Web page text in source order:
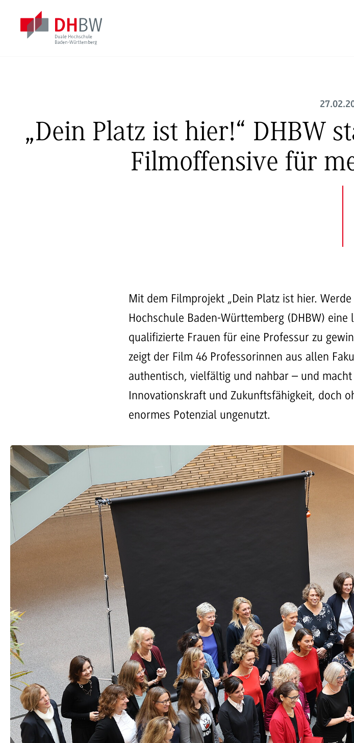
„Dein Platz ist hier!“ DHBW
Filmoffensive für
Mit dem Filmprojekt „Dein Platz ist hier.
Hochschule Baden-Württemberg (DHBW)
qualifizierte Frauen für eine Professur zu
zeigt der Film 46 Professorinnen aus allen
authentisch, vielfältig und nahbar – und
Innovationskraft und Zukunftsfähigkeit, doch
enormes Potenzial ungenutzt.